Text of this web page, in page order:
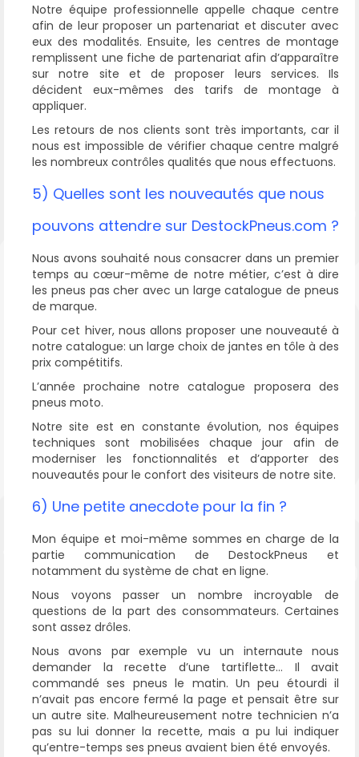
Notre équipe professionnelle appelle chaque centre
afin de leur proposer un partenariat et discuter avec
eux des modalités. Ensuite, les centres de montage
remplissent une fiche de partenariat afin d’apparaître
sur notre site et de proposer leurs services. Ils
décident eux-mêmes des tarifs de montage à
appliquer.
Les retours de nos clients sont très importants, car il
nous est impossible de vérifier chaque centre malgré
les nombreux contrôles qualités que nous effectuons.
5) Quelles sont les nouveautés que nous
pouvons attendre sur DestockPneus.com ?
Nous avons souhaité nous consacrer dans un premier
temps au cœur-même de notre métier, c’est à dire
les pneus pas cher avec un large catalogue de pneus
de marque.
Pour cet hiver, nous allons proposer une nouveauté à
notre catalogue: un large choix de jantes en tôle à des
prix compétitifs.
L’année prochaine notre catalogue proposera des
pneus moto.
Notre site est en constante évolution, nos équipes
techniques sont mobilisées chaque jour afin de
moderniser les fonctionnalités et d’apporter des
nouveautés pour le confort des visiteurs de notre site.
6) Une petite anecdote pour la fin ?
Mon équipe et moi-même sommes en charge de la
partie communication de DestockPneus et
notamment du système de chat en ligne.
Nous voyons passer un nombre incroyable de
questions de la part des consommateurs. Certaines
sont assez drôles.
Nous avons par exemple vu un internaute nous
demander la recette d’une tartiflette… Il avait
commandé ses pneus le matin. Un peu étourdi il
n’avait pas encore fermé la page et pensait être sur
un autre site. Malheureusement notre technicien n’a
pas su lui donner la recette, mais a pu lui indiquer
qu’entre-temps ses pneus avaient bien été envoyés.